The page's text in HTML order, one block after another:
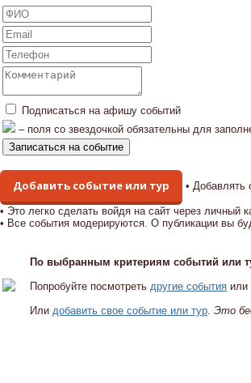
Подписаться на афишу событий
– поля со звездочкой обязательны для
Добавить событие или тур • Добавлять
• Это легко сделать войдя на сайт через личный
• Все события модерируются. О публикации вы
По выбранным критериям событий или
Попробуйте посмотреть другие события или
Или добавить свое событие или тур. Это